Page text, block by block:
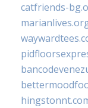
catfriends-